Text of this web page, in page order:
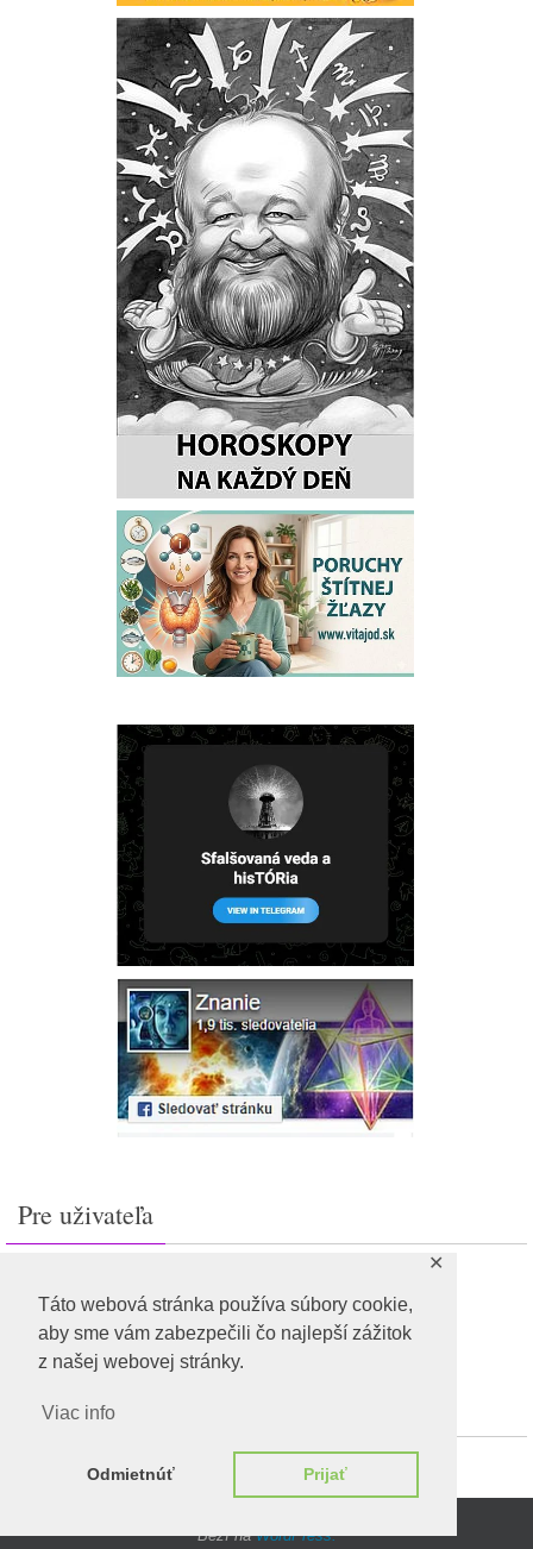
Táto webová stránka používa súbory cookie,
aby sme vám zabezpečili čo najlepší zážitok
z našej webovej stránky.
Viac info
Odmietnúť Prijať
✕
Pre uživateľa
Feed záznamov
RSS feed komentárov
WordPress.org
Beží naWordPress.